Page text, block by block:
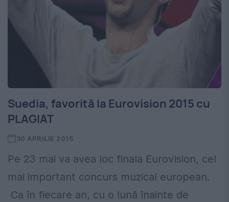
Suedia, favorită la Eurovision 2015 cu
PLAGIAT
30 APRILIE 2015
Pe 23 mai va avea loc finala Eurovision, cel
mai important concurs muzical european.
Ca în fiecare an, cu o lună înainte de